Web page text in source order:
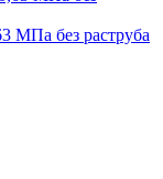
МПа без раструба